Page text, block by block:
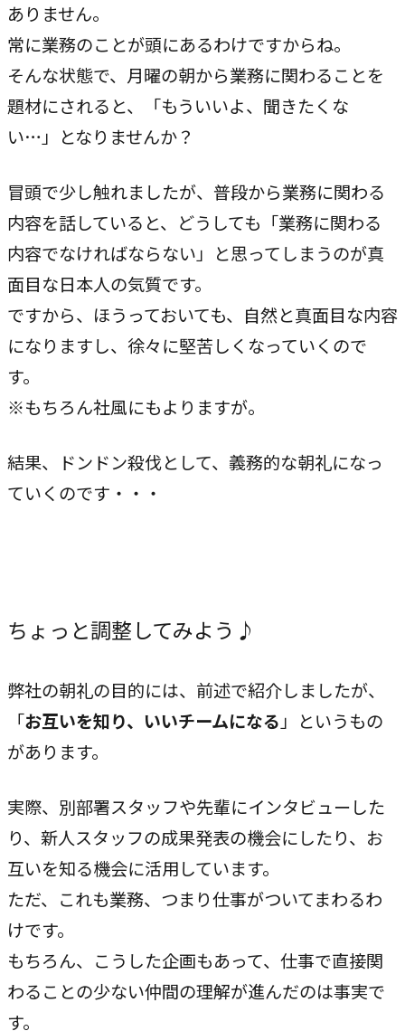
ありません。
常に業務のことが頭にあるわけですからね。
そんな状態で、月曜の朝から業務に関わることを
題材にされると、「もういいよ、聞きたくな
い…」となりませんか？
冒頭で少し触れましたが、普段から業務に関わる
内容を話していると、どうしても「業務に関わる
内容でなければならない」と思ってしまうのが真
面目な日本人の気質です。
ですから、ほうっておいても、自然と真面目な内容
になりますし、徐々に堅苦しくなっていくので
す。
※もちろん社風にもよりますが。
結果、ドンドン殺伐として、義務的な朝礼になっ
ていくのです・・・
ちょっと調整してみよう♪
弊社の朝礼の目的には、前述で紹介しましたが、
「お互いを知り、いいチームになる」というもの
があります。
実際、別部署スタッフや先輩にインタビューした
り、新人スタッフの成果発表の機会にしたり、お
互いを知る機会に活用しています。
ただ、これも業務、つまり仕事がついてまわるわ
けです。
もちろん、こうした企画もあって、仕事で直接関
わることの少ない仲間の理解が進んだのは事実で
す。